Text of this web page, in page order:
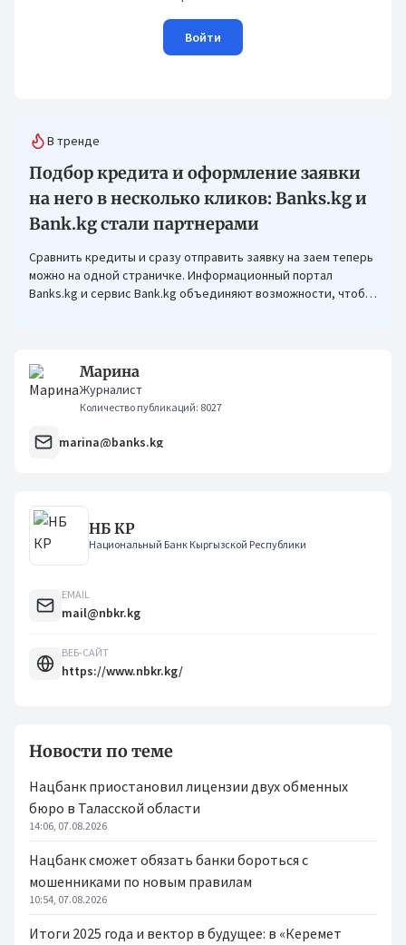
Войти
В тренде
Подбор кредита и оформление заявки
на него в несколько кликов: Banks.kg и
Bank.kg стали партнерами
Сравнить кредиты и сразу отправить заявку на заем теперь
можно на одной страничке. Информационный портал
Banks.kg и сервис Bank.kg объединяют возможности, чтобы
Марина
Журналист
Количество публикаций: 8027
marina@banks.kg
НБ КР
Национальный Банк Кыргызской Республики
EMAIL
mail@nbkr.kg
ВЕБ-САЙТ
https://www.nbkr.kg/
Новости по теме
Нацбанк приостановил лицензии двух обменных
бюро в Таласской области
14:06, 07.08.2026
Нацбанк сможет обязать банки бороться с
мошенниками по новым правилам
10:54, 07.08.2026
Итоги 2025 года и вектор в будущее: в «Керемет